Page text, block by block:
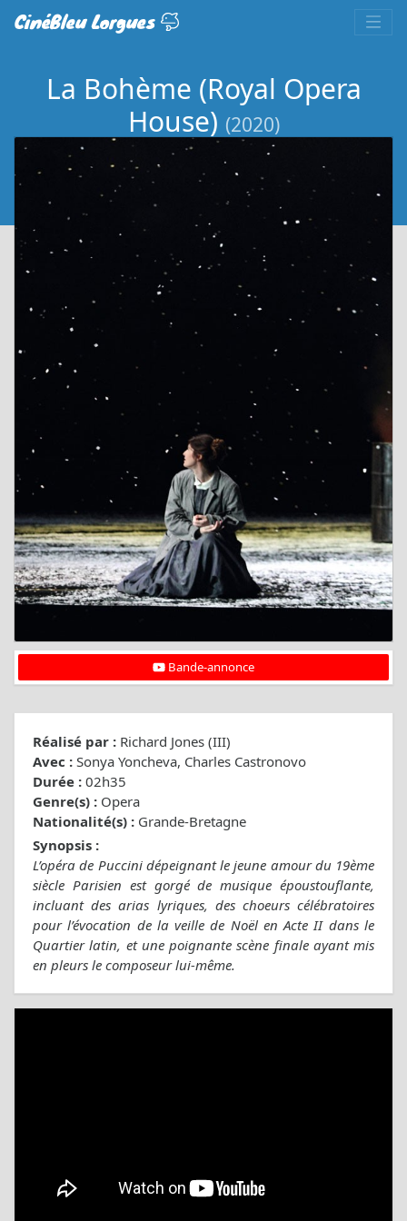
CinéBleu Lorgues
La Bohème (Royal Opera
House) (2020)
Bande-annonce
Réalisé par : Richard Jones (III)
Avec : Sonya Yoncheva, Charles Castronovo
Durée : 02h35
Genre(s) : Opera
Nationalité(s) : Grande-Bretagne
Synopsis :
L’opéra de Puccini dépeignant le jeune amour du 19ème
siècle Parisien est gorgé de musique époustouflante,
incluant des arias lyriques, des choeurs célébratoires
pour l’évocation de la veille de Noël en Acte II dans le
Quartier latin, et une poignante scène finale ayant mis
en pleurs le composeur lui-même.